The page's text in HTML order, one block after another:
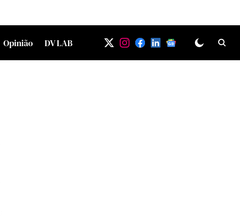
Opinião DV LAB